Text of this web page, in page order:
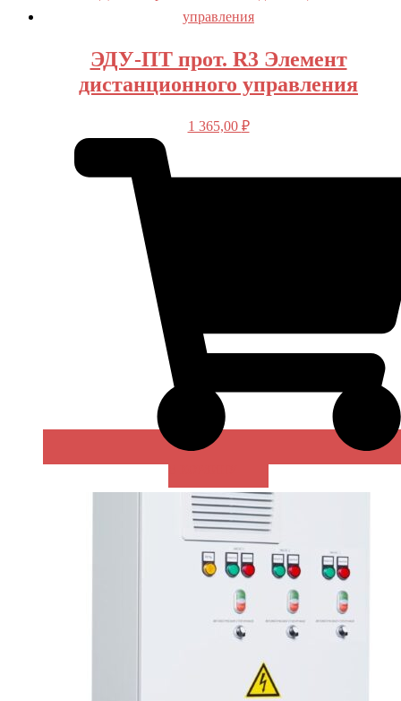
ЭДУ-ПТ прот. R3 Элемент
дистанционного управления
1 365,00 ₽